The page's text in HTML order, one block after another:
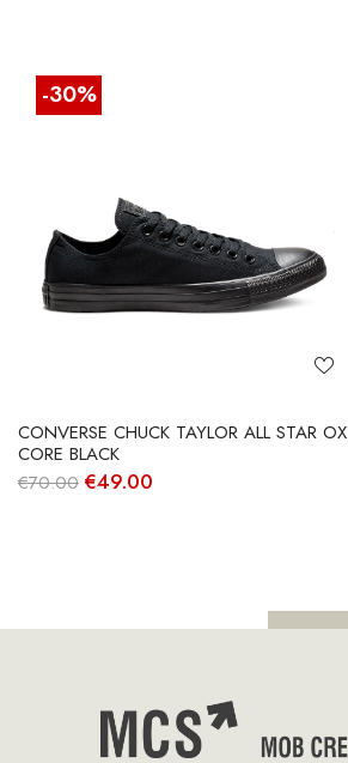
-30%
CONVERSE CHUCK TAYLOR ALL STAR OX
CORE BLACK
€70.00 O
€49.00